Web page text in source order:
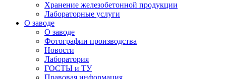
Хранение железобетонной продукции
Лабораторные услуги
О заводе
О заводе
Фотографии производства
Новости
Лаборатория
ГОСТЫ и ТУ
Правовая информация